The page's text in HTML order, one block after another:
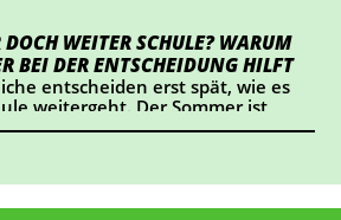
DOCH WEITER SCHULE? WARUM
BEI DER ENTSCHEIDUNG HILFT
entscheiden erst spät, wie es
weitergeht. Der Sommer ist
auszuprobieren und Fragen